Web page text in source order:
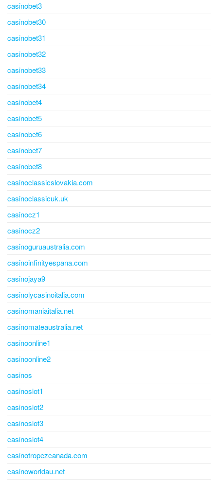
casinobet3
casinobet30
casinobet31
casinobet32
casinobet33
casinobet34
casinobet4
casinobet5
casinobet6
casinobet7
casinobet8
casinoclassicslovakia.com
casinoclassicuk.uk
casinocz1
casinocz2
casinoguruaustralia.com
casinoinfinityespana.com
casinojaya9
casinolycasinoitalia.com
casinomaniaitalia.net
casinomateaustralia.net
casinoonline1
casinoonline2
casinos
casinoslot1
casinoslot2
casinoslot3
casinoslot4
casinotropezcanada.com
casinoworldau.net